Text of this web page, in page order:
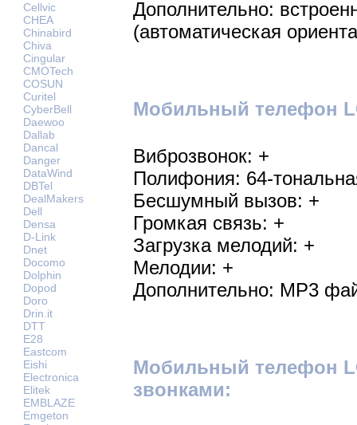
Cellvic
CHEA
Chinabird
Chiva
Cingular
CMOTech
COSUN
Curitel
CyberBell
Daewoo
Dallab
Dancal
Danger
DataWind
DBTel
DealMakers
Dell
Densa
D-Link
Dnet
Docomo
Dolphin
Dopod
Doro
Drin.it
DTT
E28
Eastcom
Eishi
Electronica
Elitek
EMBLAZE
Emgeton
Дополнительно:
(автоматическая
Мобильный телефон
Виброзвонок: +
Полифония: 64-
Бесшумный вызов: +
Громкая связь: +
Загрузка мелодий: +
Мелодии: +
Дополнительно: MP3
Мобильный телефон
звонками: